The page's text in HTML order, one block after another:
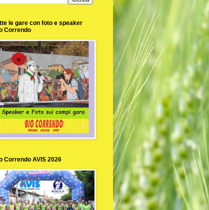
le gare con foto e speaker
Correndo
Correndo AVIS 2026